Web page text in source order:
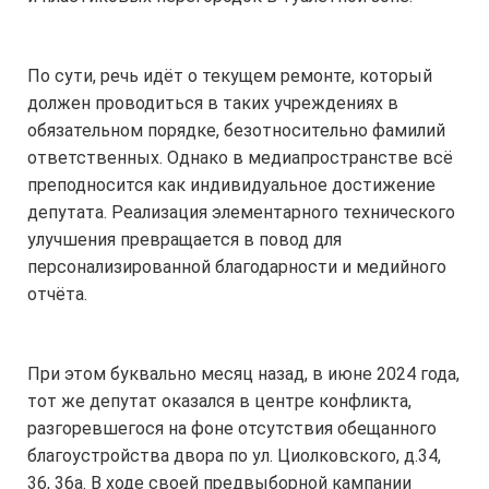
По сути, речь идёт о текущем ремонте, который
должен проводиться в таких учреждениях в
обязательном порядке, безотносительно фамилий
ответственных. Однако в медиапространстве всё
преподносится как индивидуальное достижение
депутата. Реализация элементарного технического
улучшения превращается в повод для
персонализированной благодарности и медийного
отчёта.
При этом буквально месяц назад, в июне 2024 года,
тот же депутат оказался в центре конфликта,
разгоревшегося на фоне отсутствия обещанного
благоустройства двора по ул. Циолковского, д.34,
36, 36а. В ходе своей предвыборной кампании